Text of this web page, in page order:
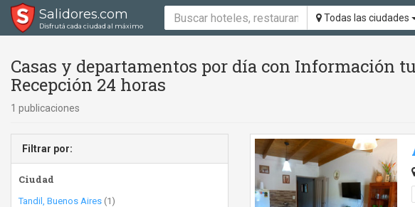
Salidores.com
Disfrutá cada ciudad al máximo
Todas las ciudades
Casas y departamentos por día con Información
Recepción 24 horas
1 publicaciones
Filtrar por:
Ciudad
Tandil, Buenos Aires (1)